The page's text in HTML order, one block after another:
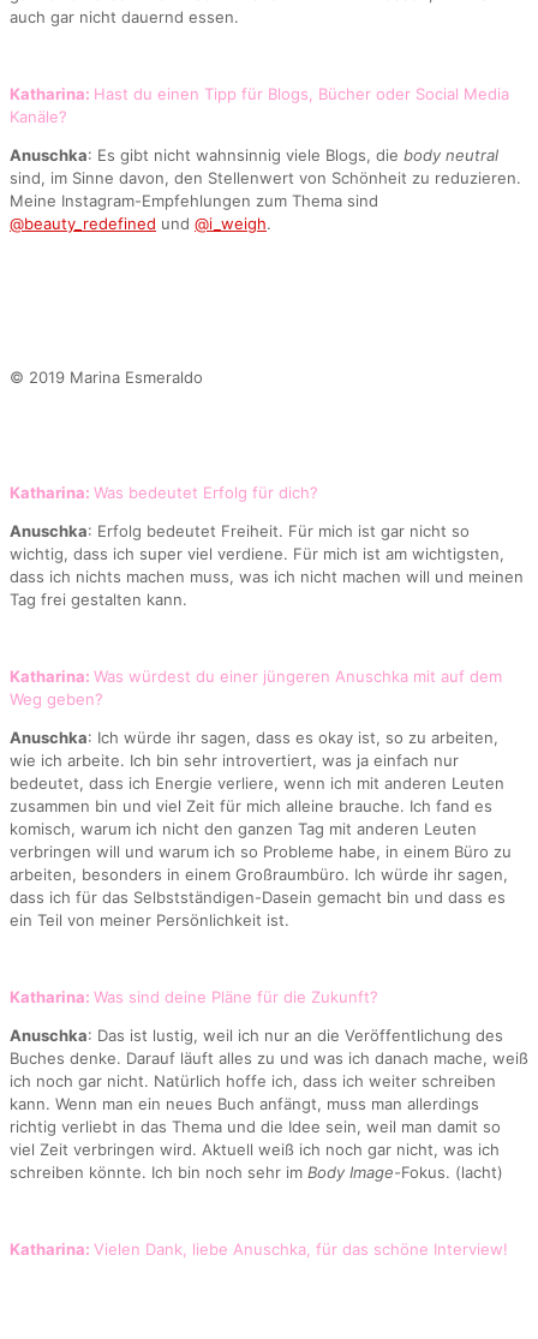
auch gar nicht dauernd essen.
Katharina: Hast du einen Tipp für Blogs, Bücher oder Social Media
Kanäle?
Anuschka: Es gibt nicht wahnsinnig viele Blogs, die body neutral
sind, im Sinne davon, den Stellenwert von Schönheit zu reduzieren.
Meine Instagram-Empfehlungen zum Thema sind
@beauty_redefined und @i_weigh.
© 2019 Marina Esmeraldo
Katharina: Was bedeutet Erfolg für dich?
Anuschka: Erfolg bedeutet Freiheit. Für mich ist gar nicht so
wichtig, dass ich super viel verdiene. Für mich ist am wichtigsten,
dass ich nichts machen muss, was ich nicht machen will und meinen
Tag frei gestalten kann.
Katharina: Was würdest du einer jüngeren Anuschka mit auf dem
Weg geben?
Anuschka: Ich würde ihr sagen, dass es okay ist, so zu arbeiten,
wie ich arbeite. Ich bin sehr introvertiert, was ja einfach nur
bedeutet, dass ich Energie verliere, wenn ich mit anderen Leuten
zusammen bin und viel Zeit für mich alleine brauche. Ich fand es
komisch, warum ich nicht den ganzen Tag mit anderen Leuten
verbringen will und warum ich so Probleme habe, in einem Büro zu
arbeiten, besonders in einem Großraumbüro. Ich würde ihr sagen,
dass ich für das Selbstständigen-Dasein gemacht bin und dass es
ein Teil von meiner Persönlichkeit ist.
Katharina: Was sind deine Pläne für die Zukunft?
Anuschka: Das ist lustig, weil ich nur an die Veröffentlichung des
Buches denke. Darauf läuft alles zu und was ich danach mache, weiß
ich noch gar nicht. Natürlich hoffe ich, dass ich weiter schreiben
kann. Wenn man ein neues Buch anfängt, muss man allerdings
richtig verliebt in das Thema und die Idee sein, weil man damit so
viel Zeit verbringen wird. Aktuell weiß ich noch gar nicht, was ich
schreiben könnte. Ich bin noch sehr im Body Image-Fokus. (lacht)
Katharina: Vielen Dank, liebe Anuschka, für das schöne Interview!